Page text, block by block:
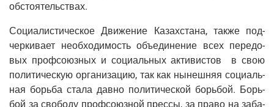
обстоятельствах.
Соци­а­ли­сти­че­ское Дви­же­ние Казах­ста­на, так­же под­
чер­ки­ва­ет необ­хо­ди­мость объ­еди­не­ние всех пере­до­
вых проф­со­юз­ных и соци­аль­ных акти­ви­стов в свою
поли­ти­че­скую орга­ни­за­цию, так как нынеш­няя соци­аль­
ная борь­ба ста­ла дав­но поли­ти­че­ской борь­бой. Борь­
бой за сво­бо­ду проф­со­юз­ной прес­сы, за пра­во на заба­